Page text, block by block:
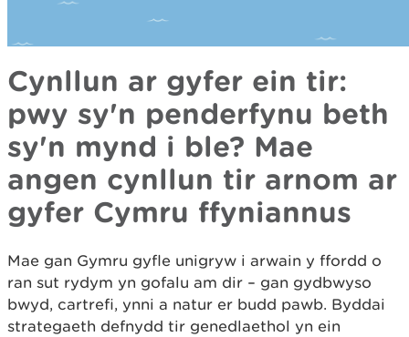
Cynllun ar gyfer ein tir:
pwy sy'n penderfynu beth
sy'n mynd i ble? Mae
angen cynllun tir arnom ar
gyfer Cymru ffyniannus
Mae gan Gymru gyfle unigryw i arwain y ffordd o
ran sut rydym yn gofalu am dir – gan gydbwyso
bwyd, cartrefi, ynni a natur er budd pawb. Byddai
strategaeth defnydd tir genedlaethol yn ein